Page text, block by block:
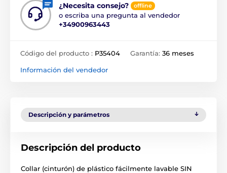
¿Necesita consejo? offline
o escriba una pregunta al vendedor
+34900963443
Código del producto : P35404 Garantía: 36 meses
Información del vendedor
Descripción y parámetros
Descripción del producto
Collar (cinturón) de plástico fácilmente lavable SIN